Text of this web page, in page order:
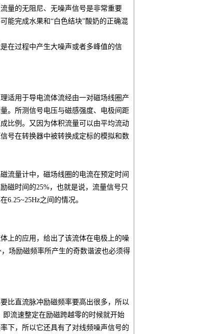
量的无阻尼、无噪声信号是非常重要
能完成水果和“白色结块”酸奶的正确混
在过程中产生大噪声或者多峰值的信
用于导电流体流经由一对磁场线圈产
。所测信号电压与磁感强度、电极间距
比例。又因为体积流量可以由平均流动
号在转换器中被转换成定标的模拟和数
量计中，磁场线圈的电流在预定时间
磁时间的25%，也就是说，流量信号只
之间的情况。
上的应用，给出了该流体在电极上的噪
场励磁频率所产生的奇数谐波也必须得
直流脉冲励磁频率要高出很多，所以
流速整定在励磁跨越零的时候就开始
下，所以它还具有了对线频噪声信号的